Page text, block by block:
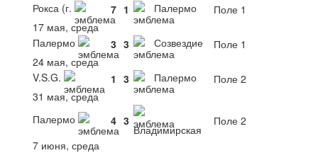
Рокса (г.
7 1 Палермо
Поле 1
17 мая, среда
Палермо
3 3 Созвездие
Поле 1
24 мая, среда
V.S.G.
1 3 Палермо
Поле 2
31 мая, среда
Палермо
4 3
Владимирская
Поле 2
7 июня, среда